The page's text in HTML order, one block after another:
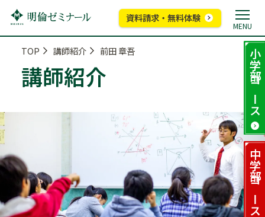
資料請求・無料体験
MENU
小学部
コース
中学部
コース
TOP 講師紹介 前田 章吾
講師紹介